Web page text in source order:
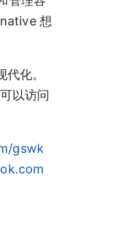
想
化。
以访问
gswk